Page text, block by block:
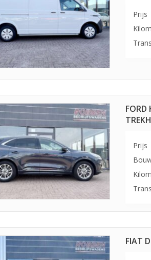
Prijs
FORD
Prijs
FIAT